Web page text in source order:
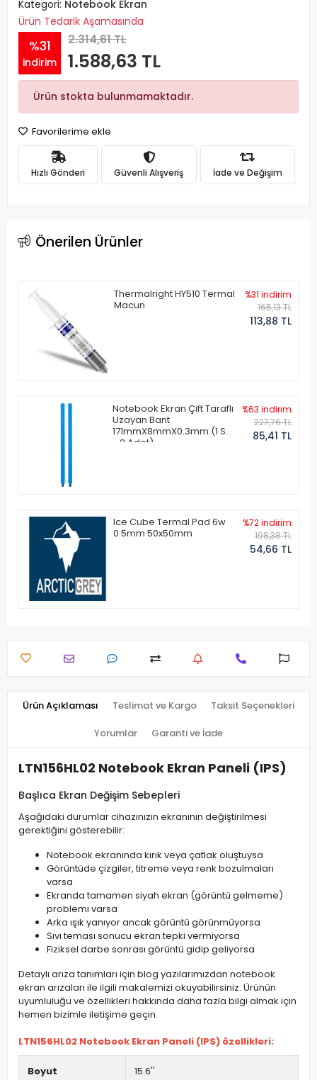
Kategori: Notebook Ekran
Ürün Tedarik Aşamasında
%31
indirim
2.314,61 TL
1.588,63 TL
Ürün stokta bulunmamaktadır.
Favorilerime ekle
Hızlı Gönderi Güvenli Alışveriş İade ve Değişim
Önerilen Ürünler
Thermalright HY510 Termal
Macun
%31 indirim
165,13 TL
113,88 TL
Notebook Ekran Çift Taraflı
Uzayan Bant
171mmX8mmX0.3mm (1 Set
- 2 Adet)
%63 indirim
227,76 TL
85,41 TL
Ice Cube Termal Pad 6w
0.5mm 50x50mm
%72 indirim
198,38 TL
54,66 TL
Ürün Açıklaması Teslimat ve Kargo Taksit Seçenekleri
Yorumlar Garanti ve İade
LTN156HL02 Notebook Ekran Paneli (IPS)
Başlıca Ekran Değişim Sebepleri
Aşağıdaki durumlar cihazınızın ekranının değiştirilmesi
gerektiğini gösterebilir:
Notebook ekranında kırık veya çatlak oluştuysa
Görüntüde çizgiler, titreme veya renk bozulmaları
varsa
Ekranda tamamen siyah ekran (görüntü gelmeme)
problemi varsa
Arka ışık yanıyor ancak görüntü görünmüyorsa
Sıvı teması sonucu ekran tepki vermiyorsa
Fiziksel darbe sonrası görüntü gidip geliyorsa
Detaylı arıza tanımları için blog yazılarımızdan notebook
ekran arızaları ile ilgili makalemizi okuyabilirsiniz. Ürünün
uyumluluğu ve özellikleri hakkında daha fazla bilgi almak için
hemen bizimle iletişime geçin.
LTN156HL02 Notebook Ekran Paneli (IPS) özellikleri:
Boyut 15.6''